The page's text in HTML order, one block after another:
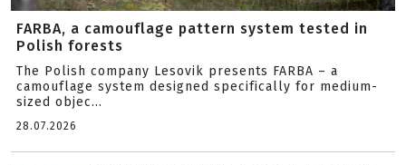
FARBA, a camouflage pattern system tested in
Polish forests
The Polish company Lesovik presents FARBA – a
camouflage system designed specifically for medium-
sized objec...
28.07.2026